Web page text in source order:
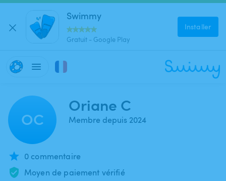
Swimmy
Gratuit - Google Play
Installer
OC
Oriane C
Membre depuis 2024
0 commentaire
Moyen de paiement vérifié